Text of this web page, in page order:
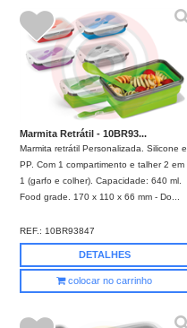
Marmita Retrátil - 10BR93...
Marmita retrátil Personalizada. Silicone e
PP. Com 1 compartimento e talher 2 em
1 (garfo e colher). Capacidade: 640 ml.
Food grade. 170 x 110 x 66 mm - Do...
REF.: 10BR93847
DETALHES
colocar no carrinho